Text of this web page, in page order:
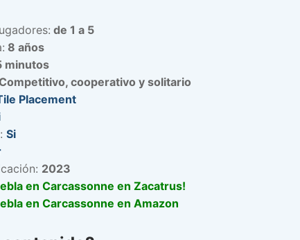
de 1 a 5
8 años
minutos
Competitivo, cooperativo y solitario
Placement
Si
2023
en Carcassonne en Zacatrus!
en Carcassonne en Amazon